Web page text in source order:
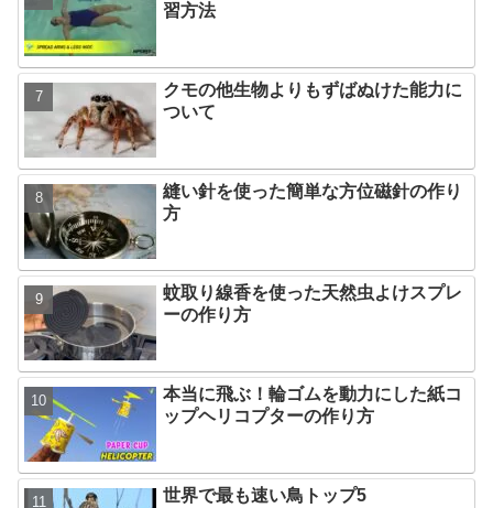
習方法
クモの他生物よりもずばぬけた能力に
ついて
縫い針を使った簡単な方位磁針の作り
方
蚊取り線香を使った天然虫よけスプレ
ーの作り方
本当に飛ぶ！輪ゴムを動力にした紙コ
ップヘリコプターの作り方
世界で最も速い鳥トップ5